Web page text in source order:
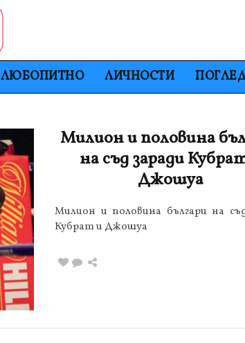
ЛЮБОПИТНО ЛИЧНОСТИ
Милион и половина
на съд заради
Джошуа
Милион и половина българи на
Кубрат и Джошуа